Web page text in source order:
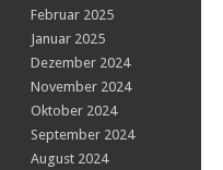
Februar 2025
Januar 2025
Dezember 2024
November 2024
Oktober 2024
September 2024
August 2024